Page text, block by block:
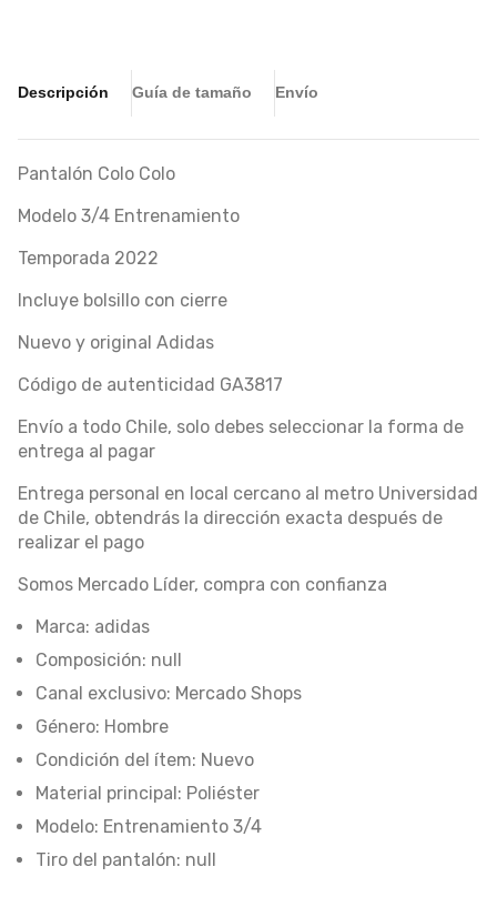
Descripción Guía de tamaño Envío
Pantalón Colo Colo
Modelo 3/4 Entrenamiento
Temporada 2022
Incluye bolsillo con cierre
Nuevo y original Adidas
Código de autenticidad GA3817
Envío a todo Chile, solo debes seleccionar la forma de
entrega al pagar
Entrega personal en local cercano al metro Universidad
de Chile, obtendrás la dirección exacta después de
realizar el pago
Somos Mercado Líder, compra con confianza
Marca: adidas
Composición: null
Canal exclusivo: Mercado Shops
Género: Hombre
Condición del ítem: Nuevo
Material principal: Poliéster
Modelo: Entrenamiento 3/4
Tiro del pantalón: null